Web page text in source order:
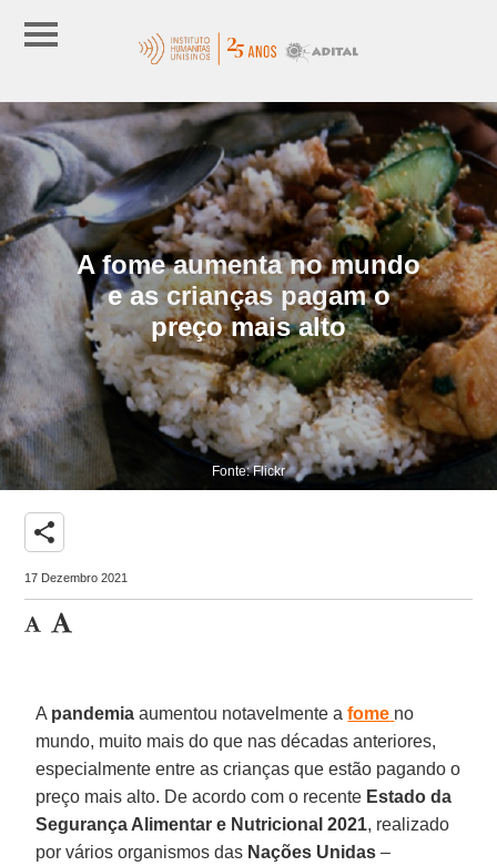
A fome aumenta no mundo
e as crianças pagam o
preço mais alto
Fonte: Flickr
share
17 Dezembro 2021
A pandemia aumentou notavelmente afome no
mundo, muito mais do que nas décadas anteriores,
especialmente entre as crianças que estão pagando o
preço mais alto. De acordo com o recente Estado da
Segurança Alimentar e Nutricional 2021, realizado
por vários organismos das Nações Unidas –